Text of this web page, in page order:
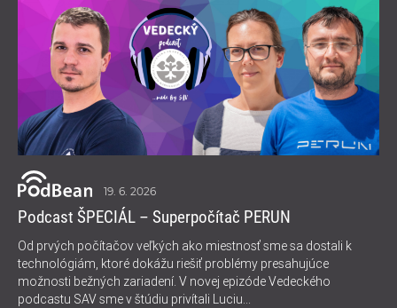
19. 6. 2026
Podcast ŠPECIÁL – Superpočítač PERUN
Od prvých počítačov veľkých ako miestnosť sme sa dostali k
technológiám, ktoré dokážu riešiť problémy presahujúce
možnosti bežných zariadení. V novej epizóde Vedeckého
podcastu SAV sme v štúdiu privítali Luciu...